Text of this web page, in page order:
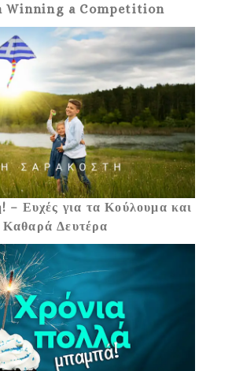
Winning a Competition
Ευχές για τα Κούλουμα και
Καθαρά Δευτέρα